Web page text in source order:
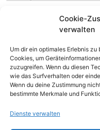
Cookie-
verwalten
Um dir ein optimales Erlebnis
Cookies, um
zuzugreifen. Wenn du diesen
wie das Surfverhalten oder
Wenn du deine Zustimmung
bestimmte Merkmale und
Dienste verwalten